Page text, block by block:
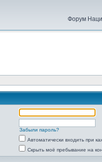
Форум
Забыли пароль?
Автоматически входить при
Скрыть моё пребывание на